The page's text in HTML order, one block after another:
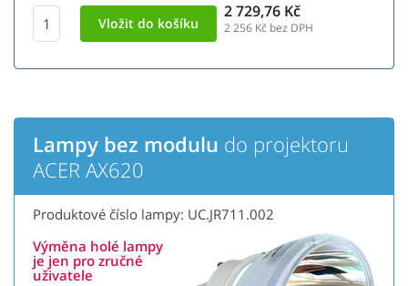
2 729,76 Kč
2 256 Kč bez DPH
Lampy bez modulu do projektoru
ACER AX620
Produktové číslo lampy: UC.JR711.002
Výměna holé lampy
je jen pro zručné
uživatele